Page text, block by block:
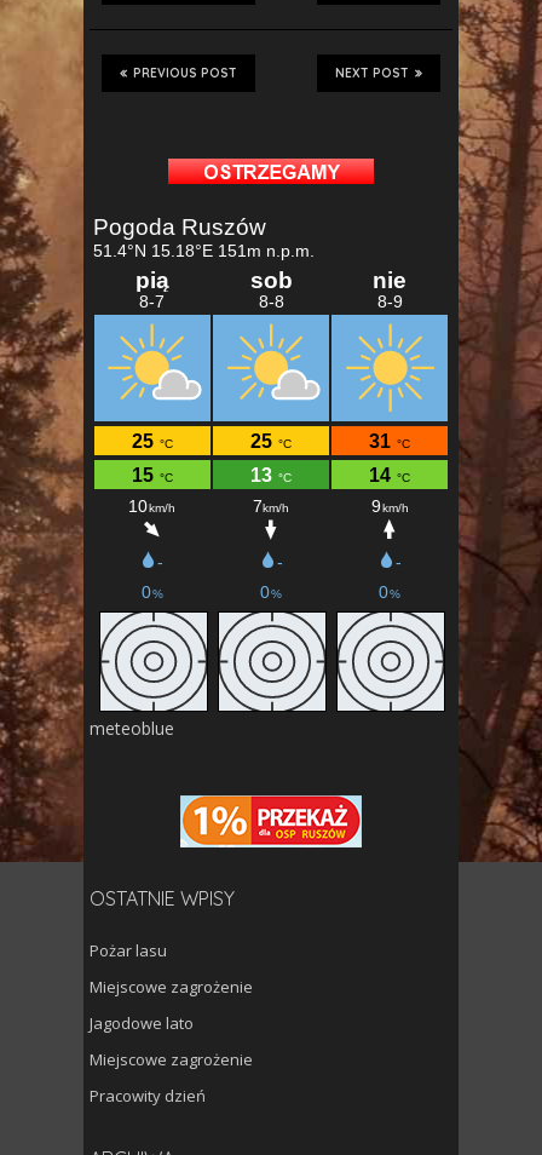
NEXT POST
PREVIOUS POST
meteoblue
OSTATNIE WPISY
Pożar lasu
Miejscowe zagrożenie
Jagodowe lato
Miejscowe zagrożenie
Pracowity dzień